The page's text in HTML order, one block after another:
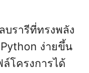
บรารีที่ทรงพลัง
Python ง่ายขึ้น
โครงการได้